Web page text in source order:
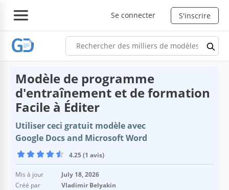
Se connecter S'inscrire
Modèle de programme
d'entraînement et de formation
Facile à Éditer
Utiliser ceci gratuit modèle avec
Google Docs and Microsoft Word
4.25 (1 avis)
Mis à jour
July 18, 2026
Créé par
Vladimir Belyakin